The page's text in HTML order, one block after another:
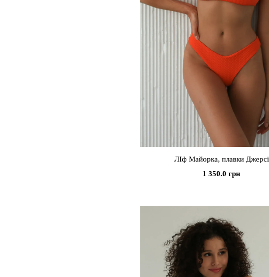
ЛІф Майорка, плавки Джерсі
1 350.0 грн